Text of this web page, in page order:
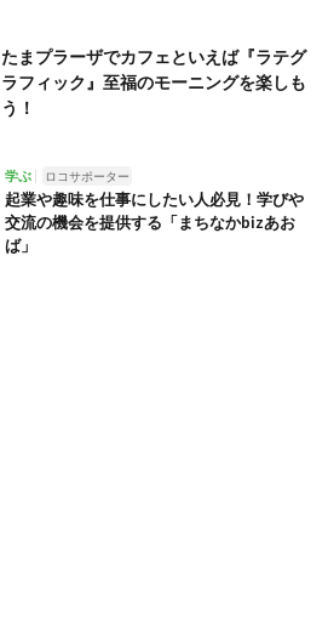
たまプラーザでカフェといえば『ラテグ
ラフィック』至福のモーニングを楽しも
う！
学ぶ ロコサポーター
起業や趣味を仕事にしたい人必見！学びや
交流の機会を提供する「まちなかbizあお
ば」